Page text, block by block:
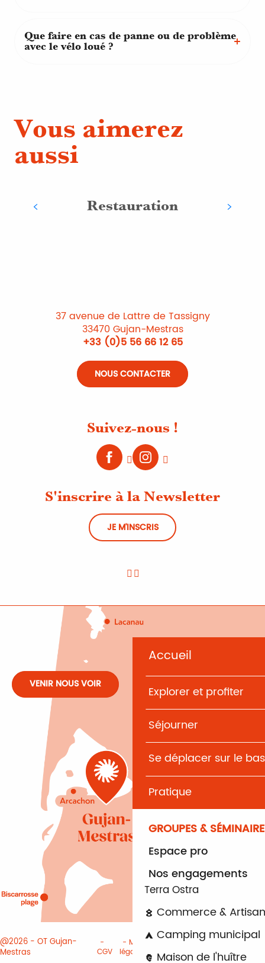
Accueil
Explorer et profiter
Séjourner
Se déplacer sur le
Pratique
GROUPES &
Espace pro
Nos engagements
Terra Ostra
Commerce &
Camping municipal
Maison de l'huître
Que faire en cas de panne ou de problème
avec le vélo loué ?
Vous aimerez
aussi
Restauration
37 avenue de Lattre de Tassigny
33470 Gujan-Mestras
+33 (0)5 56 66 12 65
NOUS CONTACTER
Suivez-nous !
S'inscrire à la Newsletter
JE M'INSCRIS
VENIR NOUS VOIR
@2026 - OT Gujan-
Mestras
CGV
Mentions
légales
Paramètres des
cookies